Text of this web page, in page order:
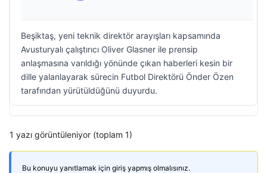
Beşiktaş, yeni teknik direktör arayışları kapsamında
Avusturyalı çalıştırıcı Oliver Glasner ile prensip
anlaşmasına varıldığı yönünde çıkan haberleri kesin bir
dille yalanlayarak sürecin Futbol Direktörü Önder Özen
tarafından yürütüldüğünü duyurdu.
1 yazı görüntüleniyor (toplam 1)
Bu konuyu yanıtlamak için giriş yapmış olmalısınız.